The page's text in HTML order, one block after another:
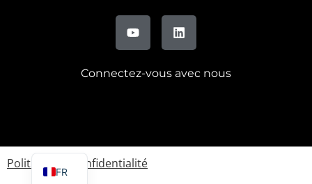
Connectez-vous avec nous
Politique de confidentialité
FR
EN